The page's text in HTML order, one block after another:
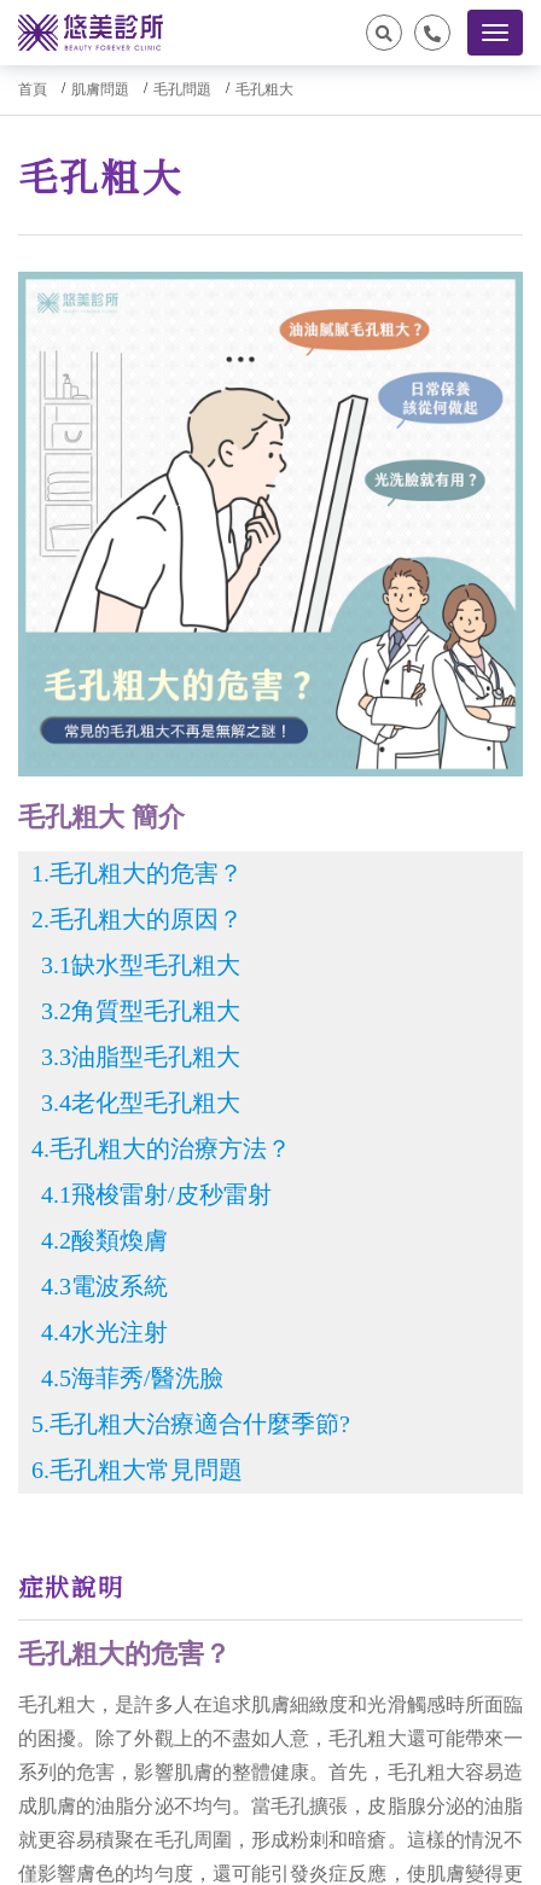
首頁 肌膚問題 毛孔問題 毛孔粗大
毛孔粗大
毛孔粗大 簡介
1.毛孔粗大的危害？
2.毛孔粗大的原因？
3.1缺水型毛孔粗大
3.2角質型毛孔粗大
3.3油脂型毛孔粗大
3.4老化型毛孔粗大
4.毛孔粗大的治療方法？
4.1飛梭雷射/皮秒雷射
4.2酸類煥膚
4.3電波系統
4.4水光注射
4.5海菲秀/醫洗臉
5.毛孔粗大治療適合什麼季節?
6.毛孔粗大常見問題
症狀說明
毛孔粗大的危害？
毛孔粗大，是許多人在追求肌膚細緻度和光滑觸感時所面臨
的困擾。除了外觀上的不盡如人意，毛孔粗大還可能帶來一
系列的危害，影響肌膚的整體健康。首先，毛孔粗大容易造
成肌膚的油脂分泌不均勻。當毛孔擴張，皮脂腺分泌的油脂
就更容易積聚在毛孔周圍，形成粉刺和暗瘡。這樣的情況不
僅影響膚色的均勻度，還可能引發炎症反應，使肌膚變得更